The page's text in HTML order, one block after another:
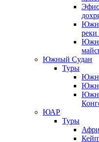
Южный Судан
Туры
ЮАР
Туры